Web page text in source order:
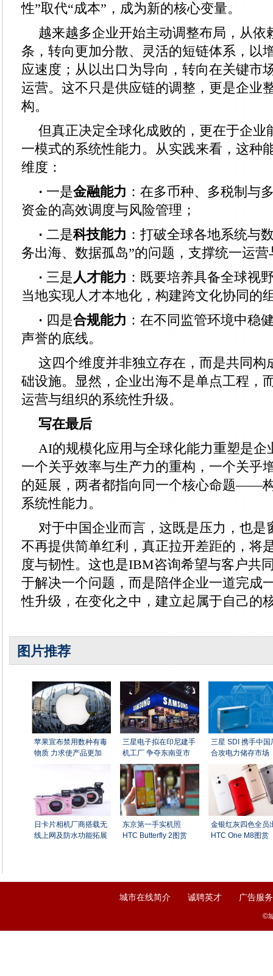
性”取代“成本”，成为新的核心变量。
越来越多企业开始主动调整布局，从依
条，转向更加分散、灵活的短链体系，以
应速度；从以出口为导向，转向在关键市
运营。这不只是供应链的调整，更是企业
构。
但真正决定全球化成败的，更在于企业
一模式的系统性能力。从实践来看，这种
维度：
· 一是金融能力 ：在多币种、多税制与
资金的高效调度与风险管理；
· 二是科技能力 ：打破全球各地系统与
务出海、数据孤岛”的问题，支撑统一运营
· 三是人才能力 ：既要培养具备全球视
当地实现人才本地化，构建跨文化协同的
· 四是合规能力 ：在不同监管环境中稳
声誉的底线。
这四个维度并非独立存在，而是共同构
础设施。显然，企业出海不是单点工程，
运营与组织的系统性升级。
写在最后
AI的规模化应用与全球化能力重塑是企
一个关乎效率与生产力的重构，一个关乎
的延展，两者都指向同一个核心命题——
系统性能力。
对于中国企业而言，这既是压力，也是
不再提供简单红利，真正拉开差距的，将
度与韧性。这也是IBM咨询希望与客户共
于解决一个问题，而是陪伴企业一道完成
性升级，在变化之中，建立起属于自己的
图片推荐
苹果宣布禁用数种有毒
物质 力求使产品更加
三星电子拟在印尼建手
机工厂 争夺东南亚市
三星 SDI 携手中国
合攻电力储存市场
日卡片相机厂商搭载无
线上网及防水功能拓展
东京第一手实机照
HTC Butterfly 2图赏
金银红灰四色全员
HTC One M8图赏
城市在线简介 诚聘英才 广告服务
©